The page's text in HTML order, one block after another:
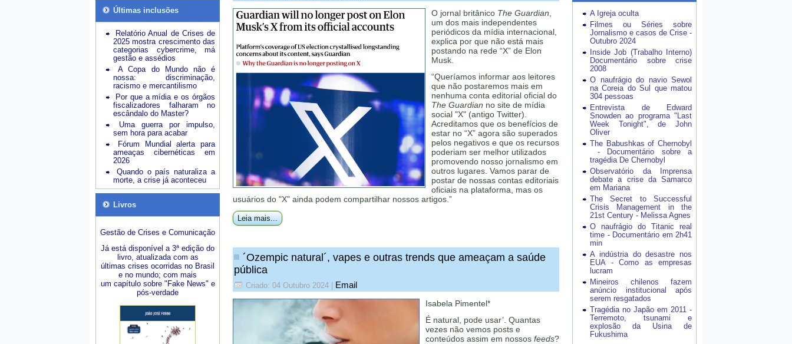
Últimas inclusões
Relatório Anual de Crises de
2025 mostra crescimento das
categorias cybercrime, má
gestão e assédios
A Copa do Mundo não é
nossa: discriminação,
racismo e mercantilismo
Por que a mídia e os órgãos
fiscalizadores falharam no
escândalo do Master?
Uma guerra por impulso,
sem hora para acabar
Fórum Mundial alerta para
ameaças cibernéticas em
2026
Quando o país naturaliza a
morte, a crise já aconteceu
Livros
Gestão de Crises e Comunicação
Já está disponível a 3ª edição do
livro, atualizada com as
últimas crises ocorridas no Brasil
e no mundo; com mais
um capítulo sobre "Fake News" e
pós-verdade
O jornal britânico The Guardian
um dos mais independentes
periódicos da mídia internacional,
explica por que não está mais
postando na rede “X” de Elon
Musk.
“Queríamos informar aos leitores
que não postaremos mais em
nenhuma conta editorial oficial do
The Guardian no site de mídia
social "X" (antigo Twitter).
Acreditamos que os benefícios de
estar no “X” agora são superados
pelos negativos e que os recursos
poderiam ser melhor utilizados
promovendo nosso jornalismo em
outros lugares. Vamos parar de
postar de nossas contas editoriais
oficiais na plataforma, mas os
usuários do "X" ainda podem compartilhar nossos artigos.”
Leia mais...
´Ozempic natural´, vapes e outras trends que ameaçam a saúde
pública
Criado: 04 Outubro 2024 Email
Isabela Pimentel*
É natural, pode usar’. Quantas
vezes não vemos posts e
conteúdos assim em nossos feeds?
A Igreja oculta
Filmes ou Séries sobre
Jornalismo e casos de Crise -
Outubro 2024
Inside Job (Trabalho Interno)
Documentário sobre crise
2008
O naufrágio do navio Sewol
na Coreia do Sul que matou
304 pessoas
Entrevista de Edward
Snowden ao programa "Last
Week Tonight", de John
Oliver
The Babushkas of Chernobyl
- Documentário sobre a
tragédia De Chernobyl
Observatório da Imprensa
debate a crise da Samarco
em Mariana
The Secret to Successful
Crisis Management in the
21st Century - Melissa Agnes
O naufrágio do Titanic real
time - Documentário em 2h41
min
A indústria do desastre nos
EUA - Como as empresas
lucram
Mineiros chilenos fazem
anúncio institucional após
serem resgatados
Tragédia no Japão em 2011 -
Terremoto, tsunami e
explosão da Usina de
Fukushima